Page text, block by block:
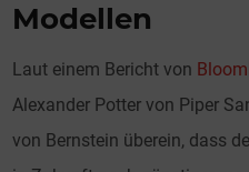
Modellen
Laut einem Bericht von
Alexander Potter von Piper
von Bernstein überein, dass